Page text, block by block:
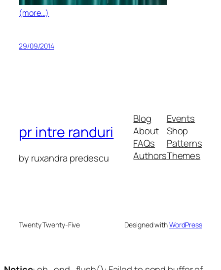
(more…)
29/09/2014
pr intre randuri
by ruxandra predescu
Blog
About
FAQs
Authors
Events
Shop
Patterns
Themes
Twenty Twenty-Five Designed withWordPress